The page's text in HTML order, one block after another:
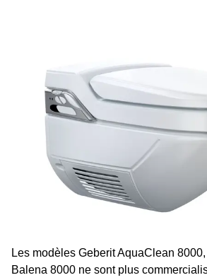
Les modèles Geberit AquaClean
Balena 8000 ne sont plus